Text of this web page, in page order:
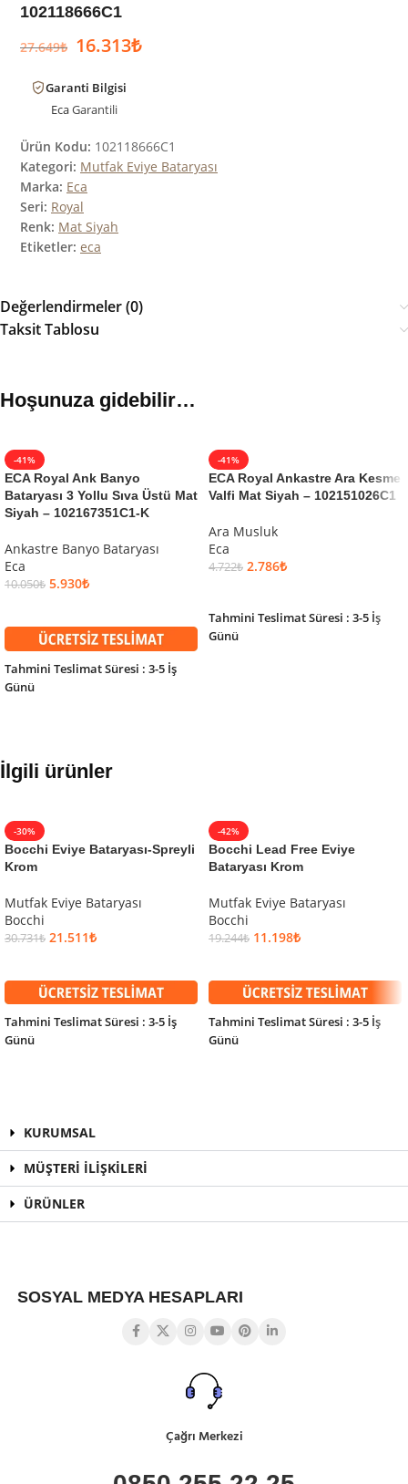
102118666C1
27.649₺ 16.313₺
Garanti Bilgisi
EcaGarantili
Ürün Kodu: 102118666C1
Kategori: Mutfak Eviye Bataryası
Marka: Eca
Seri: Royal
Renk: Mat Siyah
Etiketler: eca
Değerlendirmeler (0)
Taksit Tablosu
Hoşunuza gidebilir…
-41%
ECA Royal Ank Banyo
Bataryası 3 Yollu Sıva Üstü Mat
Siyah – 102167351C1-K
Ankastre Banyo Bataryası
Eca
10.050₺ 5.930₺
Tahmini Teslimat Süresi : 3-5 İş
Günü
-41%
ECA Royal Ankastre Ara Kesme
Valfi Mat Siyah – 102151026C1
Ara Musluk
Eca
4.722₺ 2.786₺
Tahmini Teslimat Süresi : 3-5 İş
Günü
İlgili ürünler
-30%
Bocchi Eviye Bataryası-Spreyli
Krom
Mutfak Eviye Bataryası
Bocchi
30.731₺ 21.511₺
Tahmini Teslimat Süresi : 3-5 İş
Günü
-42%
Bocchi Lead Free Eviye
Bataryası Krom
Mutfak Eviye Bataryası
Bocchi
19.244₺ 11.198₺
Tahmini Teslimat Süresi : 3-5 İş
Günü
KURUMSAL
MÜŞTERİ İLİŞKİLERİ
ÜRÜNLER
SOSYAL MEDYA HESAPLARI
Çağrı Merkezi